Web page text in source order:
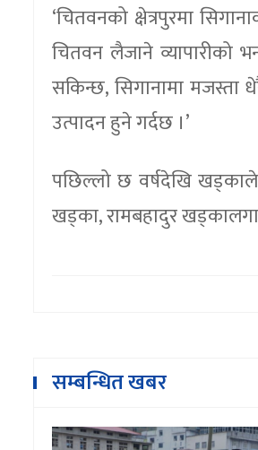
‘चितवनको क्षेत्रपुरमा
चितवन लैजाने व्यापारीको
सकिन्छ, सिगानामा मजस्ता
उत्पादन हुने गर्दछ ।’
पछिल्लो छ वर्षदेखि
खड्का, रामबहादुर
सम्बन्धित खबर